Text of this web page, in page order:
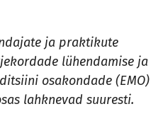
ja praktikute
lühendamise ja
osakondade (EMO)
lahknevad suuresti.